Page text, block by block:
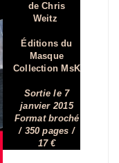
de Chris
Weitz
Éditions du
Masque
Collection MsK
Sortie le 7
janvier 2015
Format broché
/ 350 pages /
17 €